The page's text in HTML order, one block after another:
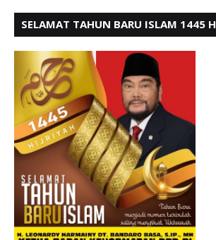
SELAMAT TAHUN BARU ISLAM 1445 H